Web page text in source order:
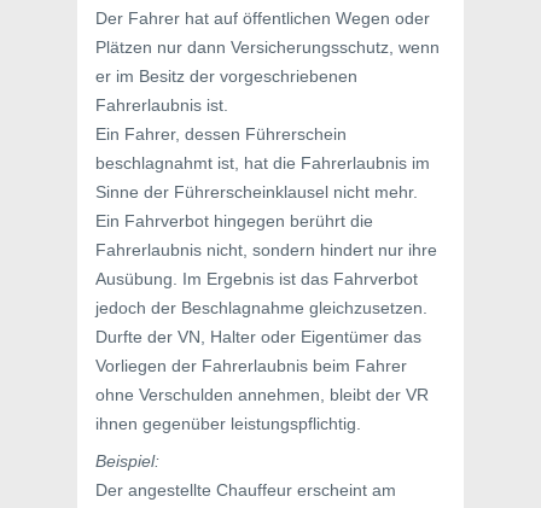
Der Fahrer hat auf öffentlichen Wegen oder
Plätzen nur dann Versicherungsschutz, wenn
er im Besitz der vorgeschriebenen
Fahrerlaubnis ist.
Ein Fahrer, dessen Führerschein
beschlagnahmt ist, hat die Fahrerlaubnis im
Sinne der Führerscheinklausel nicht mehr.
Ein Fahrverbot hingegen berührt die
Fahrerlaubnis nicht, sondern hindert nur ihre
Ausübung. Im Ergebnis ist das Fahrverbot
jedoch der Beschlagnahme gleichzusetzen.
Durfte der VN, Halter oder Eigentümer das
Vorliegen der Fahrerlaubnis beim Fahrer
ohne Verschulden annehmen, bleibt der VR
ihnen gegenüber leistungspflichtig.
Beispiel:
Der angestellte Chauffeur erscheint am